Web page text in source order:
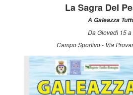
La Sagra Del
A Galeazza
Da Giovedì 15
Campo Sportivo - Via